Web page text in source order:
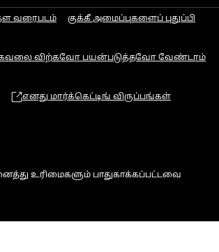
வரைபடம் குக்கீ அமைப்புகளைப் புதுப்பி
விற்கவோ பயன்படுத்தவோ வேண்டாம்
எனது மார்க்கெட்டிங் விருப்பங்கள்
உரிமைகளும் பாதுகாக்கப்பட்டவை